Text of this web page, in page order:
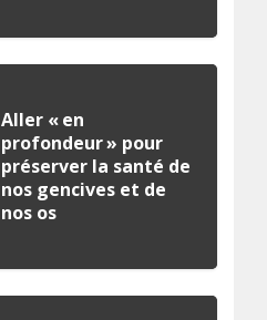
Aller « en
profondeur » pour
préserver la santé de
nos gencives et de
nos os